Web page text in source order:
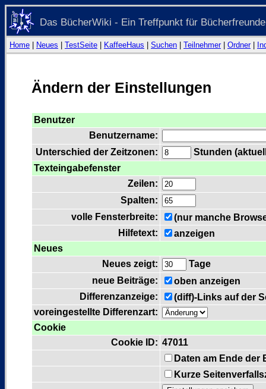
Das BücherWiki - Ein Treffpunkt für Bücherfreunde
Home Neues TestSeite KaffeeHaus Suchen Teilnehmer| Ordner|
Ändern der Einstellungen
Benutzer
Benutzername:
Unterschied der Zeitzonen:
Stunden
Texteingabefenster
Zeilen:
Spalten:
volle Fensterbreite:
(nur manche
Hilfetext:
anzeigen
Neues
Neues zeigt:
Tage
neue Beiträge:
oben anzeigen
Differenzanzeige:
(diff)-Links auf der
voreingestellte Differenzart:
Cookie
Cookie ID: 47011
Daten am Ende
Kurze